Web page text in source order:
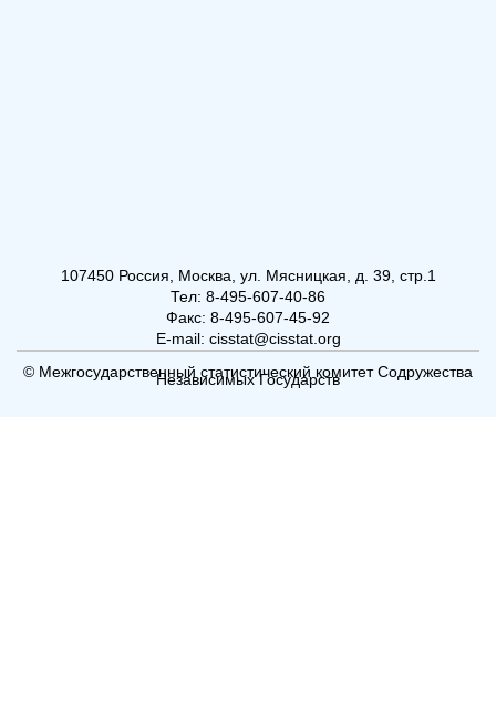
107450 Россия, Москва, ул. Мясницкая, д. 39, стр.1
Тел: 8-495-607-40-86
Факс: 8-495-607-45-92
E-mail: cisstat@cisstat.org
© Межгосударственный статистический комитет Содружества
Независимых Государств